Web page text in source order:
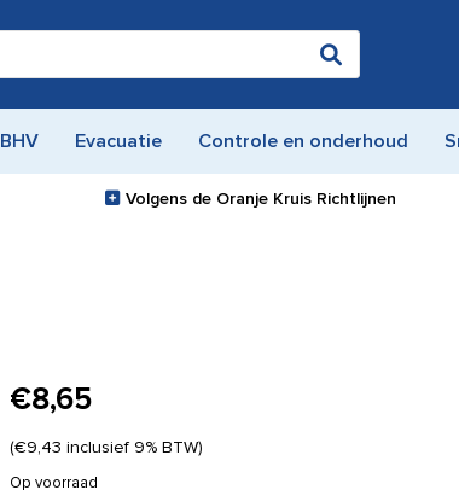
BHV Evacuatie Controle en onderhoud
Volgens de Oranje Kruis Richtlijnen
€8,65
(€9,43 inclusief 9% BTW)
Op voorraad